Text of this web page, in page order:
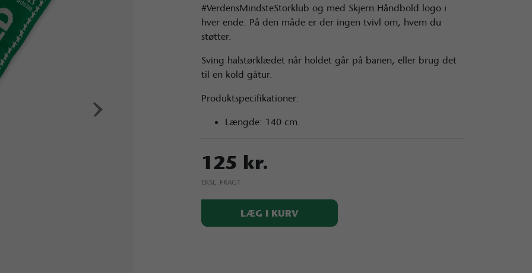
›
#VerdensMindsteStorklub og med Skjern Håndbold logo i
hver ende. På den måde er der ingen tvivl om, hvem du
støtter.
Sving halstørklædet når holdet går på banen, eller brug det
til en kold gåtur.
Produktspecifikationer:
Længde: 140 cm.
125 kr.
EKSL. FRAGT
LÆG I KURV